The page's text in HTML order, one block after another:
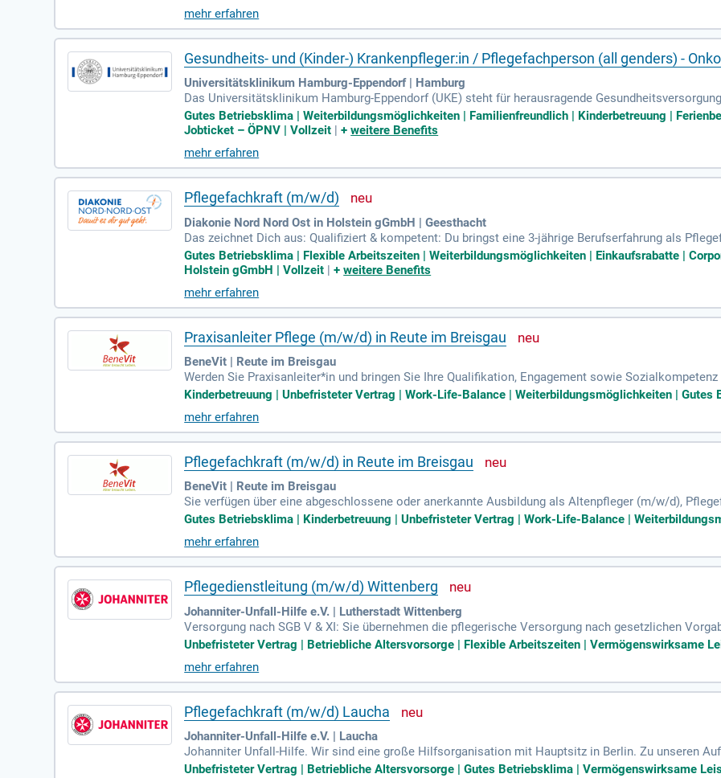
mehr erfahren
Gesundheits- und (Kinder-) Krankenpfleger:in / Pflegefachperson (all genders) -
Universitätsklinikum Hamburg-Eppendorf | Hamburg
Das Universitätsklinikum Hamburg-Eppendorf (UKE) steht für herausragende
0 engagierten Mitarbeiter:innen setzen wir uns täglich dafür ein, die Gesundheit unserer Patienten zu
en Universitätskliniken zu sein und gleichzeitig der beste Arbeitgeber im Gesundheitswesen. Wir
r zu erfüllen. Gemeinsam arbeiten wir daran, das Leben unserer Patienten zu verbessern und die
Gutes Betriebsklima | Weiterbildungsmöglichkeiten | Familienfreundlich | Kinderbetreuung |
Jobticket – ÖPNV | Vollzeit |+weitere Benefits
mehr erfahren
Pflegefachkraft (m/w/d)
Diakonie Nord Nord Ost in Holstein gGmbH | Geesthacht
Das zeichnet Dich aus: Qualifiziert & kompetent: Du bringst eine 3-jährige Berufserfahrung als
heits- und (Kinder-) Krankenpfleger*in oder ein abgeschlossenes Pflegestudium mit Abschluss als
Gutes Betriebsklima | Flexible Arbeitszeiten | Weiterbildungsmöglichkeiten | Einkaufsrabatte |
Holstein gGmbH | Vollzeit |+weitere Benefits
mehr erfahren
Praxisanleiter Pflege (m/w/d) in Reute im Breisgau
BeneVit | Reute im Breisgau
Werden Sie Praxisanleiter*in und bringen Sie Ihre Qualifikation, Engagement sowie
Kreativität und Belastbarkeit machen Sie zur idealen Ergänzung unseres multiprofessionellen
hnraum, sondern unterstützen Sie auch finanziell beim Führerschein und bieten Hilfe bei der
nstellung in Voll- oder Teilzeit mit attraktivem Gehalt, Zuschlägen und einem 13. Monatsgehalt.
hre Work-Life-Balance zu erhalten. Nutzen Sie zudem unser Firmenfahrzeug oder Job-Bike für eine
Kinderbetreuung | Unbefristeter Vertrag | Work-Life-Balance | Weiterbildungsmöglichkeiten | Gutes
mehr erfahren
Pflegefachkraft (m/w/d) in Reute im Breisgau
BeneVit | Reute im Breisgau
Sie verfügen über eine abgeschlossene oder anerkannte Ausbildung als Altenpfleger (m/w/d),
rankenpfleger (m/w/d); Sie sind zuverlässig, motiviert und verantwortungsbewusst; Engagement
Gutes Betriebsklima | Kinderbetreuung | Unbefristeter Vertrag | Work-Life-Balance |
mehr erfahren
Pflegedienstleitung (m/w/d) Wittenberg
Johanniter-Unfall-Hilfe e.V. | Lutherstadt Wittenberg
Versorgung nach SGB V & XI: Sie übernehmen die pflegerische Versorgung nach gesetzlichen
stkontakt bis zur Aufnahme in den Pflegeprozess.
Unbefristeter Vertrag | Betriebliche Altersvorsorge | Flexible Arbeitszeiten | Vermögenswirksame
mehr erfahren
Pflegefachkraft (m/w/d) Laucha
Johanniter-Unfall-Hilfe e.V. | Laucha
Johanniter Unfall-Hilfe. Wir sind eine große Hilfsorganisation mit Hauptsitz in Berlin. Zu unseren
ienst, Pflegeangebote, Katastrophenschutz, soziale Dienste sowie die Arbeit mit Kindern und
Unbefristeter Vertrag | Betriebliche Altersvorsorge | Gutes Betriebsklima | Vermögenswirksame